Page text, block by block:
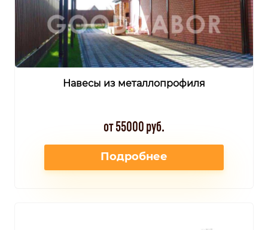
Навесы из металлопрофиля
от 55000 руб.
Подробнее